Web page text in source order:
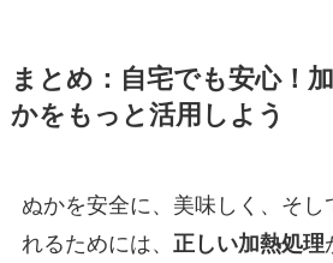
まとめ：自宅でも安心！
かをもっと活用しよう
ぬかを安全に、美味しく、そし
れるためには、 正しい加熱処理